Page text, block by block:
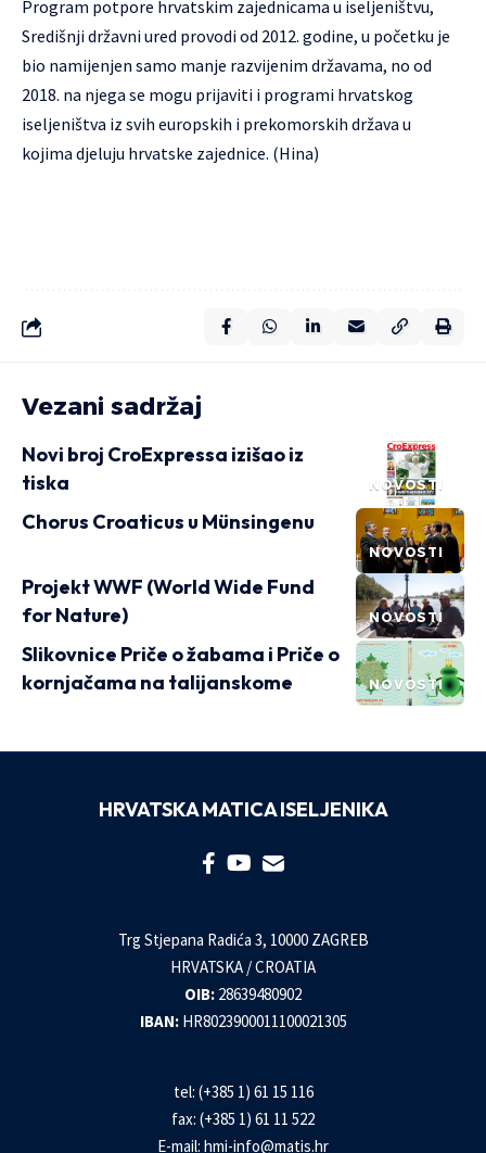
Program potpore hrvatskim zajednicama u iseljeništvu,
Središnji državni ured provodi od 2012. godine, u početku je
bio namijenjen samo manje razvijenim državama, no od
2018. na njega se mogu prijaviti i programi hrvatskog
iseljeništva iz svih europskih i prekomorskih država u
kojima djeluju hrvatske zajednice. (Hina)
Vezani sadržaj
NOVOSTI
Novi broj CroExpressa izišao iz
tiska
NOVOSTI
Chorus Croaticus u Münsingenu
NOVOSTI
Projekt WWF (World Wide Fund
for Nature)
NOVOSTI
Slikovnice Priče o žabama i Priče o
kornjačama na talijanskome
HRVATSKA MATICA ISELJENIKA
Trg Stjepana Radića 3, 10000 ZAGREB
HRVATSKA / CROATIA
OIB: 28639480902
IBAN: HR8023900011100021305
tel: (+385 1) 61 15 116
fax: (+385 1) 61 11 522
E-mail: hmi-info@matis.hr